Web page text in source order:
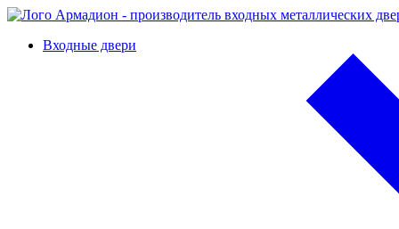
Входные двери